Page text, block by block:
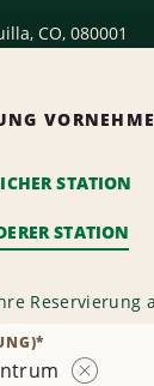
CO, 080001
STATION
STATION
Reservierung
*